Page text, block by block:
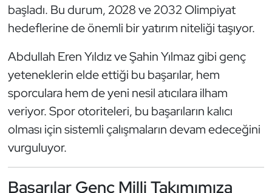
başladı. Bu durum, 2028 ve 2032 Olimpiyat
hedeflerine de önemli bir yatırım niteliği taşıyor.
Abdullah Eren Yıldız ve Şahin Yılmaz gibi genç
yeteneklerin elde ettiği bu başarılar, hem
sporculara hem de yeni nesil atıcılara ilham
veriyor. Spor otoriteleri, bu başarıların kalıcı
olması için sistemli çalışmaların devam edeceğini
vurguluyor.
Başarılar Genç Milli Takımımıza
Vücut Geliştirme Fitness
Yelken
Yüzme